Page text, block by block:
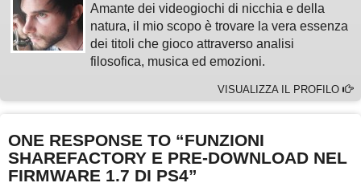
Amante dei videogiochi di nicchia e della
natura, il mio scopo è trovare la vera essenza
dei titoli che gioco attraverso analisi
filosofica, musica ed emozioni.
VISUALIZZA IL PROFILO
ONE RESPONSE TO “FUNZIONI
SHAREFACTORY E PRE-DOWNLOAD NEL
FIRMWARE 1.7 DI PS4”